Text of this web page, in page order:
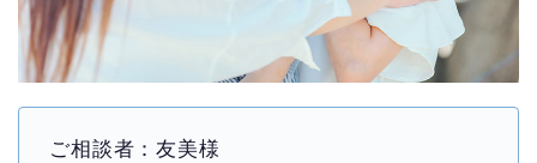
ご相談者：友美様